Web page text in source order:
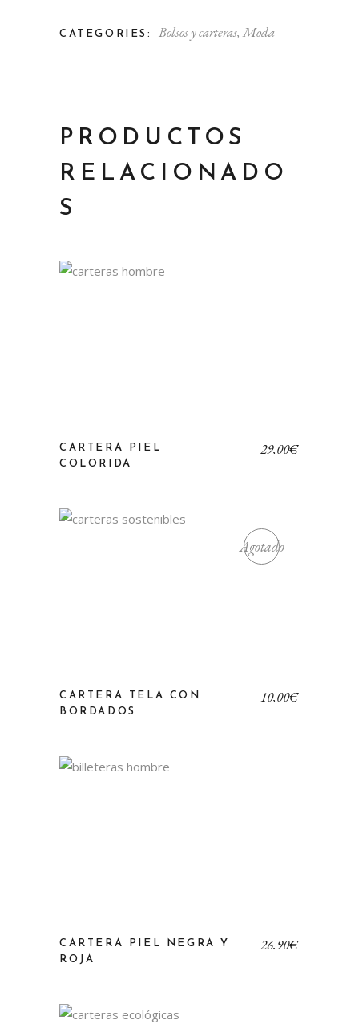
CATEGORIES: Bolsos y carteras,Moda
PRODUCTOS
RELACIONADO
S
CARTERA PIEL
COLORIDA
29,00€
Agotado
CARTERA TELA CON
BORDADOS
10,00€
CARTERA PIEL NEGRA Y
ROJA
26,90€